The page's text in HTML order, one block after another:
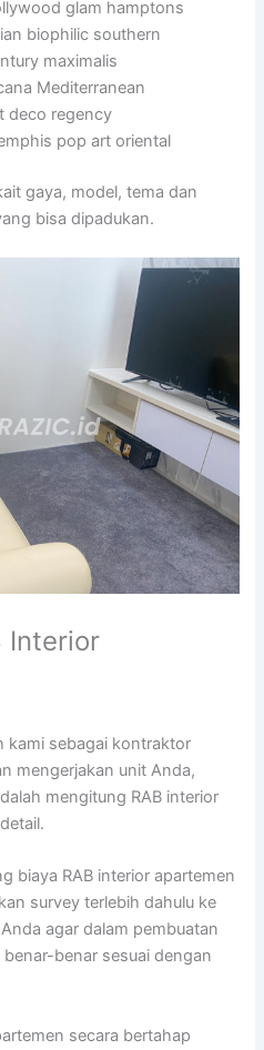
glam hamptons
biophilic southern
maximalis
Mediterranean
deco regency
pop art oriental
gaya, model, tema dan
bisa dipadukan.
Interior
kami sebagai kontraktor
mengerjakan unit Anda,
mengitung RAB interior
biaya RAB interior apartemen
survey terlebih dahulu ke
agar dalam pembuatan
benar sesuai dengan
secara bertahap